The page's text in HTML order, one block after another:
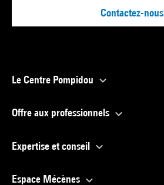
Contactez-nous
Le Centre Pompidou
Offre aux professionnels
Expertise et conseil
Espace Mécènes